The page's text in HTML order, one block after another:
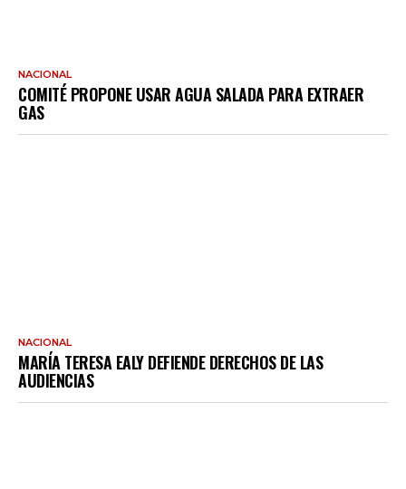
NACIONAL
COMITÉ PROPONE USAR AGUA SALADA PARA EXTRAER
GAS
NACIONAL
MARÍA TERESA EALY DEFIENDE DERECHOS DE LAS
AUDIENCIAS